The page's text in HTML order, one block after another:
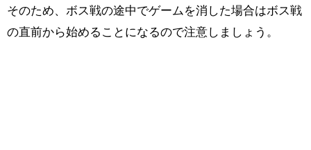
そのため、ボス戦の途中でゲームを消した場合はボス戦
の直前から始めることになるので注意しましょう。